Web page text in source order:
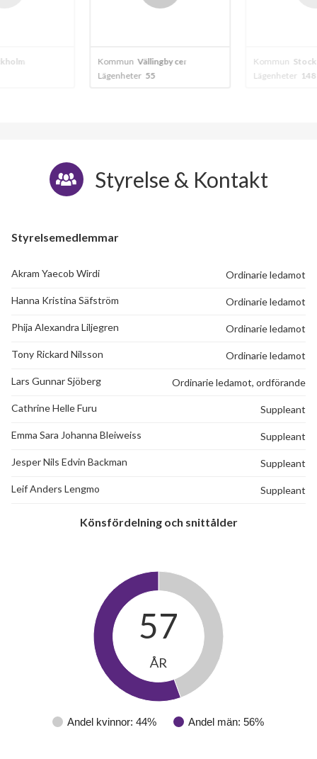
lägenheter
Kommun Vällingby centrum
Lägenheter 55
Kommun
Lägenheter 148
Styrelse & Kontakt
Styrelsemedlemmar
Akram Yaecob Wirdi Ordinarie ledamot
Hanna Kristina Säfström Ordinarie ledamot
Phija Alexandra Liljegren Ordinarie ledamot
Tony Rickard Nilsson Ordinarie ledamot
Lars Gunnar Sjöberg Ordinarie ledamot, ordförande
Cathrine Helle Furu Suppleant
Emma Sara Johanna Bleiweiss Suppleant
Jesper Nils Edvin Backman Suppleant
Leif Anders Lengmo Suppleant
Könsfördelning och snittålder
Andel kvinnor: 44% Andel män: 56%
57
ÅR